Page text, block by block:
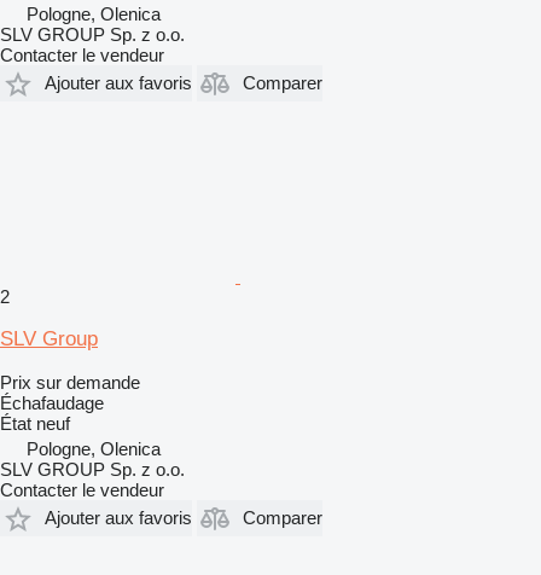
Pologne, Olenica
SLV GROUP Sp. z o.o.
Contacter le vendeur
Ajouter aux favoris
Comparer
2
SLV Group
Prix sur demande
Échafaudage
État neuf
Pologne, Olenica
SLV GROUP Sp. z o.o.
Contacter le vendeur
Ajouter aux favoris
Comparer